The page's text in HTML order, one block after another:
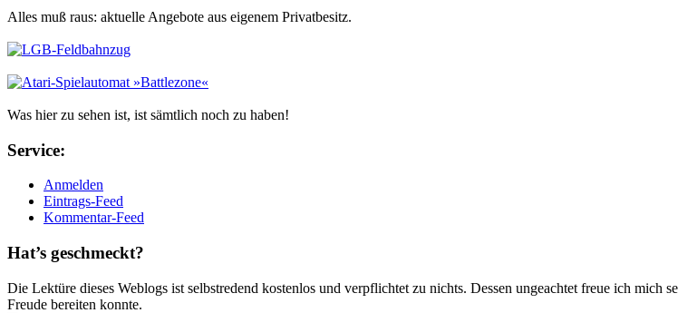
Alles muß raus: aktuelle An­ge­bo­te aus eigenem Privatbesitz.
Was hier zu sehen ist, ist sämt­lich noch zu haben!
Ser­vice:
Anmelden
Eintrags-Feed
Kommentar-Feed
Hat’s ge­schmeckt?
Die Lektüre dieses Weblogs ist selbstredend kostenlos und ver­pflich­tet zu nichts. Dessen un­ge­achtet freue ich mich
Freude bereiten konnte.